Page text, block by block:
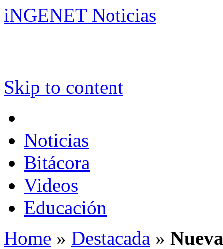
iNGENET Noticias
Skip to content
Noticias
Bitácora
Videos
Educación
Home » Destacada »